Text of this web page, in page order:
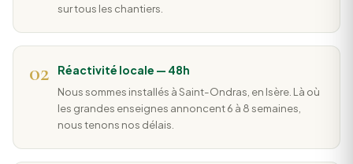
sur tous les chantiers.
02
Réactivité locale — 48h
Nous sommes installés à Saint-Ondras, en Isère. Là où
les grandes enseignes annoncent 6 à 8 semaines,
nous tenons nos délais.